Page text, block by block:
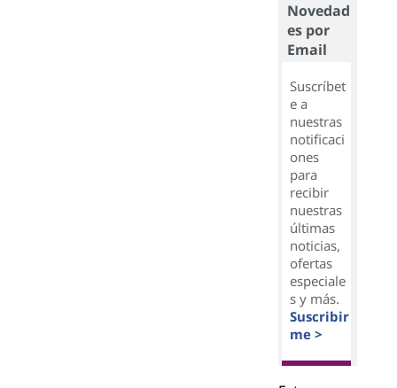
Novedad
es por
Email
Suscríbet
e a
nuestras
notificaci
ones
para
recibir
nuestras
últimas
noticias,
ofertas
especiale
s y más.
Suscribir
me >